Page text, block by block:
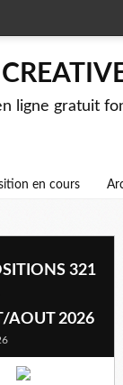
ligne gratuit
en cours
321
AOUT 2026